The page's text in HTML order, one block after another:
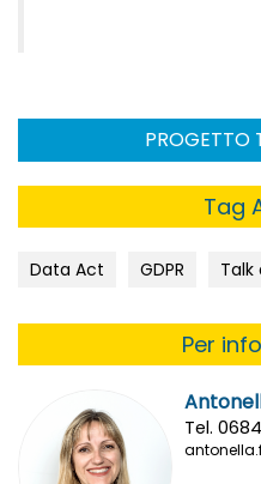
PROGETTO
Tag
Data Act GDPR
Per
Tel.